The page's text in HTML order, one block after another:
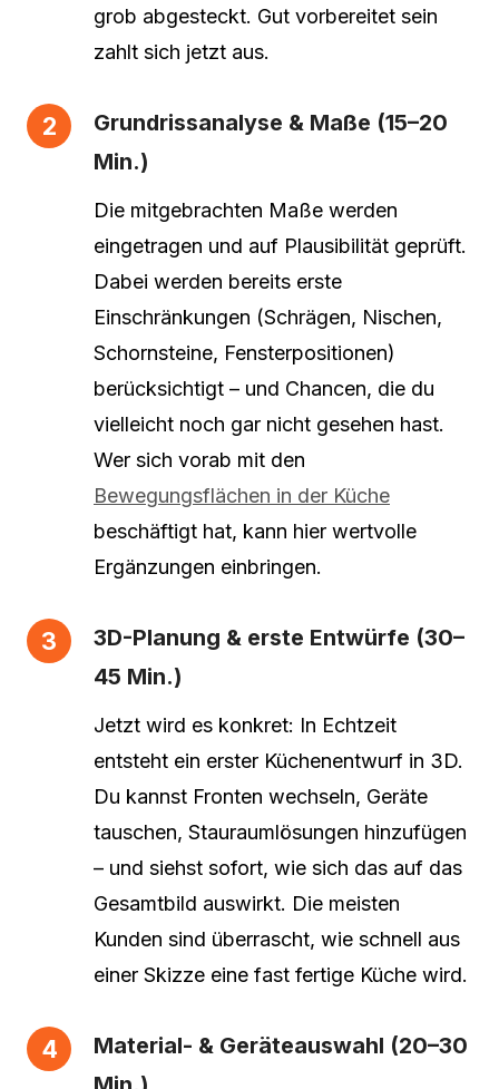
grob abgesteckt. Gut vorbereitet sein
zahlt sich jetzt aus.
Grundrissanalyse & Maße (15–20
Min.)
Die mitgebrachten Maße werden
eingetragen und auf Plausibilität geprüft.
Dabei werden bereits erste
Einschränkungen (Schrägen, Nischen,
Schornsteine, Fensterpositionen)
berücksichtigt – und Chancen, die du
vielleicht noch gar nicht gesehen hast.
Wer sich vorab mit den
Bewegungsflächen in der Küche
beschäftigt hat, kann hier wertvolle
Ergänzungen einbringen.
3D-Planung & erste Entwürfe (30–
45 Min.)
Jetzt wird es konkret: In Echtzeit
entsteht ein erster Küchenentwurf in 3D.
Du kannst Fronten wechseln, Geräte
tauschen, Stauraumlösungen hinzufügen
– und siehst sofort, wie sich das auf das
Gesamtbild auswirkt. Die meisten
Kunden sind überrascht, wie schnell aus
einer Skizze eine fast fertige Küche wird.
Material- & Geräteauswahl (20–30